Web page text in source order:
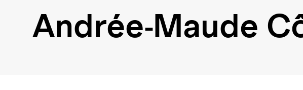
Andrée-Maude